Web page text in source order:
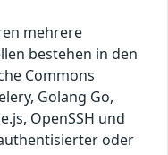
mehrere
bestehen in den
Commons
Golang Go,
OpenSSH und
oder